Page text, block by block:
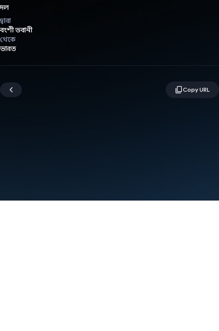
দল
দ্বারা
বংশী ভবানী
থেকে
ভারত